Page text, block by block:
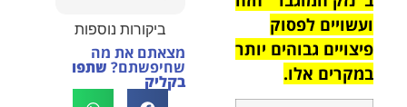
ועשויים לפסוק
פיצויים גבוהים יותר
במקרים אלו.
וסירבו לקחת
אותו.לאחר
שסיפרתי בקצרה
רבה על המילים
החמות ועל
האמון. שמחנו
לעמוד לצידך,
ביקורות נוספות
מצאתם את מה
שחיפשתם? שתפו
בקליק